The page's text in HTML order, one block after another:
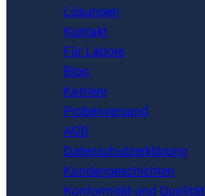
Lösungen
Kontakt
Für Labore
Blog
Karriere
Probenversand
AGB
Datenschutzerklärung
Kundengeschichten
Konformität und Qualität